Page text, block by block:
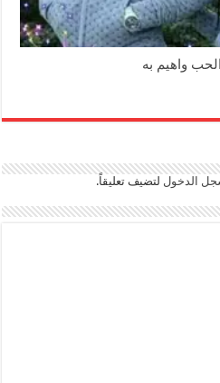
واهيم به
الدخوللتضيف تعليقاً.